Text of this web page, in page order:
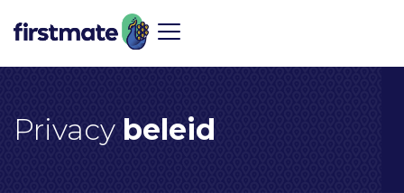
Privacy beleid